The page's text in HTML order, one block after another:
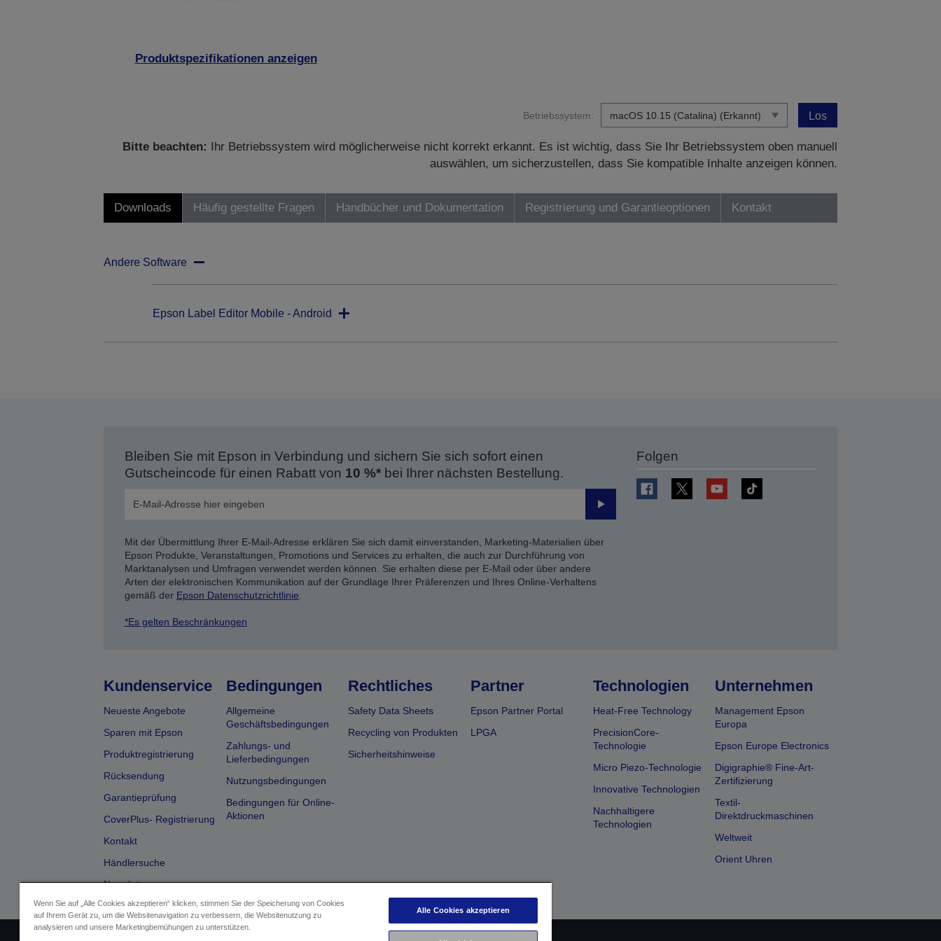
Produktspezifikationen anzeigen
Betriebssystem: Los
Bitte beachten:
Ihr Betriebssystem wird möglicherweise nicht korrekt erkannt. Es ist wichtig, dass Sie Ihr Betriebssystem oben manuell
auswählen, um sicherzustellen, dass Sie kompatible Inhalte anzeigen können.
Downloads Häufig gestellte Fragen Handbücher und Dokumentation Registrierung und Garantieoptionen Kontakt
Andere Software
Epson Label Editor Mobile - Android
Bleiben Sie mit Epson in Verbindung und sichern Sie sich sofort einen
Gutscheincode für einen Rabatt von 10 %*bei Ihrer nächsten Bestellung.
Senden
Mit der Übermittlung Ihrer E-Mail-Adresse erklären Sie sich damit einverstanden, Marketing-Materialien über
Epson Produkte, Veranstaltungen, Promotions und Services zu erhalten, die auch zur Durchführung von
Marktanalysen und Umfragen verwendet werden können. Sie erhalten diese per E-Mail oder über andere
Arten der elektronischen Kommunikation auf der Grundlage Ihrer Präferenzen und Ihres Online-Verhaltens
gemäß der Epson Datenschutzrichtlinie.
*Es gelten Beschränkungen
Folgen
Kundenservice
Neueste Angebote
Sparen mit Epson
Produktregistrierung
Rücksendung
Garantieprüfung
CoverPlus- Registrierung
Kontakt
Händlersuche
Newsletter
Bedingungen
Allgemeine
Geschäftsbedingungen
Zahlungs- und
Lieferbedingungen
Nutzungsbedingungen
Bedingungen für Online-
Aktionen
Rechtliches
Safety Data Sheets
Recycling von Produkten
Sicherheitshinweise
Partner
Epson Partner Portal
LPGA
Technologien
Heat-Free Technology
PrecisionCore-
Technologie
Micro Piezo-Technologie
Innovative Technologien
Nachhaltigere
Technologien
Unternehmen
Management Epson
Europa
Epson Europe Electronics
Digigraphie® Fine-Art-
Zertifizierung
Textil-
Direktdruckmaschinen
Weltweit
Orient Uhren
Wenn Sie auf „Alle Cookies akzeptieren“ klicken, stimmen Sie der Speicherung von Cookies
auf Ihrem Gerät zu, um die Websitenavigation zu verbessern, die Websitenutzung zu
analysieren und unsere Marketingbemühungen zu unterstützen.
Alle Cookies akzeptieren